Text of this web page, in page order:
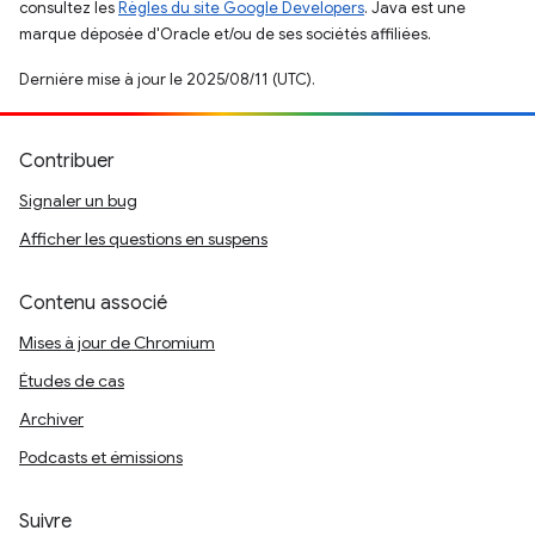
consultez lesRègles du site Google Developers. Java est une
marque déposée d'Oracle et/ou de ses sociétés affiliées.
Dernière mise à jour le 2025/08/11 (UTC).
Contribuer
Signaler un bug
Afficher les questions en suspens
Contenu associé
Mises à jour de Chromium
Études de cas
Archiver
Podcasts et émissions
Suivre